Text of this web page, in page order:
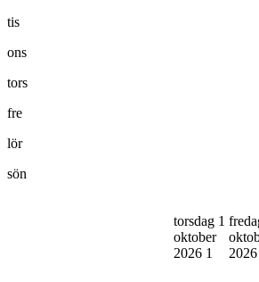
tis
ons
tors
fre
lör
sön
torsdag 1
oktober
2026 1
2026